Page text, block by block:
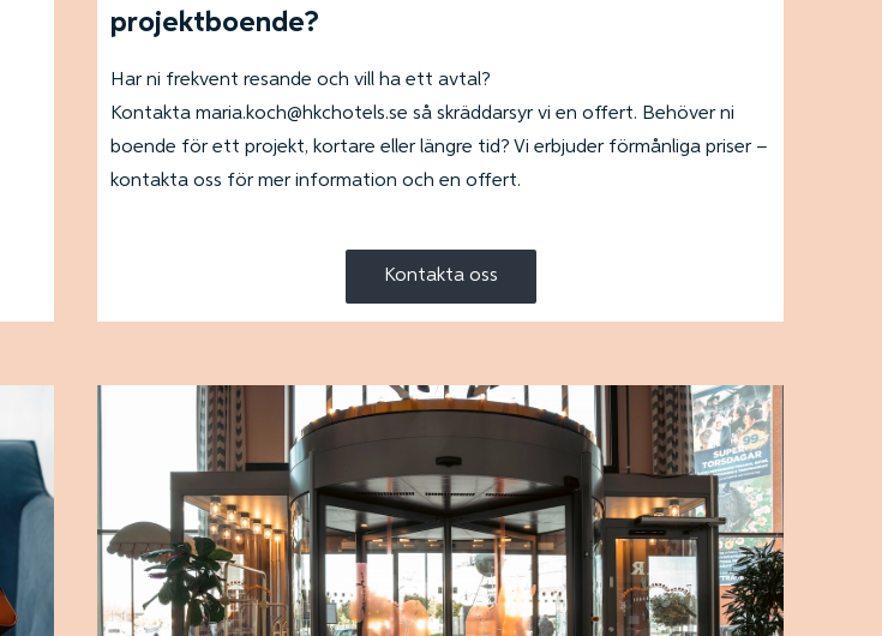
projektboende?
Har ni frekvent resande och vill ha ett avtal?
Kontakta maria.koch@hkchotels.se så skräddarsyr vi en offert. Behöver ni
boende för ett projekt, kortare eller längre tid? Vi erbjuder förmånliga priser –
kontakta oss för mer information och en offert.
Kontakta oss